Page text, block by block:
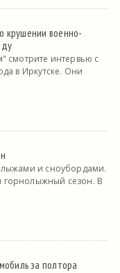
крушении военно-
смотрите интервью с
в Иркутске. Они
и сноубордами.
горнолыжный сезон. В
за полтора